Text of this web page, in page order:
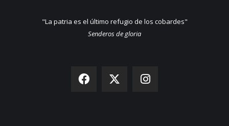
"La patria es el último refugio de los cobardes"
Senderos de gloria